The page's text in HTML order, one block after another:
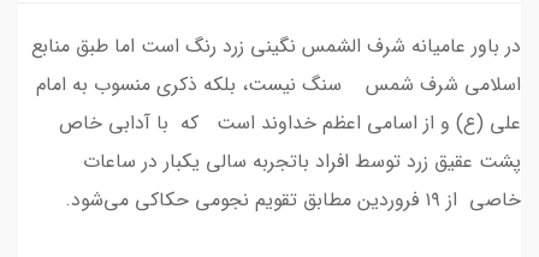
در باور عامیانه شرف الشمس نگینی زرد رنگ است اما طبق منابع
اسلامی شرف شمس سنگ نیست، بلکه ذکری منسوب به امام
علی (ع) و از اسامی اعظم خداوند است که با آدابی خاص
پشت عقیق زرد توسط افراد باتجربه سالی یکبار در ساعات
خاصی از ۱۹ فروردین مطابق تقویم‌ نجومی حکاکی می‌شود.